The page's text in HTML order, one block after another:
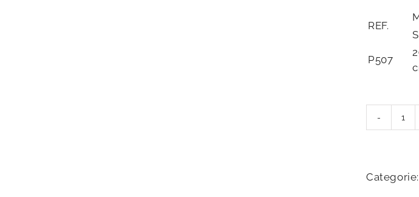
REF.
S
P507
Categorie: